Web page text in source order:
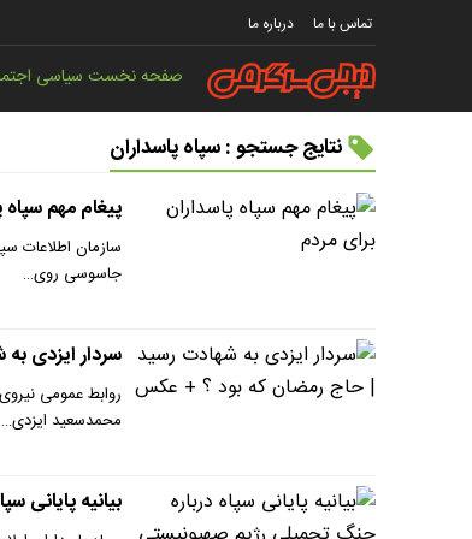
تماس با ما درباره ما
صفحه نخستسیاسی
نتایج جستجو : سپاه پاسداران
پیغام مهم
سازمان اطلاعات
جاسوسی روی…
سردار ایزدی
روابط عمومی
محمدسعید ایزدی…
بیانیه پایانی